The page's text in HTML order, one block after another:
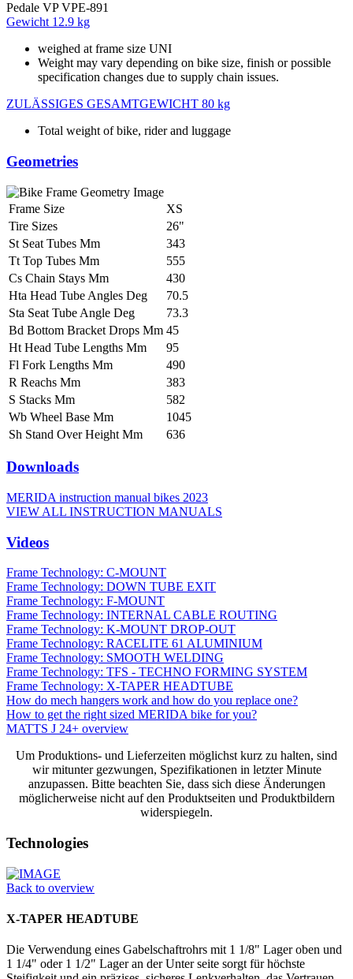
Pedale VP VPE-891
Gewicht 12.9 kg
weighed at frame size UNI
Weight may vary depending on bike size, finish or possible
specification changes due to supply chain issues.
ZULÄSSIGES GESAMTGEWICHT 80 kg
Total weight of bike, rider and luggage
Geometries
Frame Size
XS
Tire Sizes
26"
St Seat Tubes Mm
343
Tt Top Tubes Mm
555
Cs Chain Stays Mm
430
Hta Head Tube Angles Deg
70.5
Sta Seat Tube Angle Deg
73.3
Bd Bottom Bracket Drops Mm 45
Ht Head Tube Lengths Mm
95
Fl Fork Lengths Mm
490
R Reachs Mm
383
S Stacks Mm
582
Wb Wheel Base Mm
1045
Sh Stand Over Height Mm
636
Downloads
MERIDA instruction manual bikes 2023
VIEW ALL INSTRUCTION MANUALS
Videos
Frame Technology: C-MOUNT
Frame Technology: DOWN TUBE EXIT
Frame Technology: F-MOUNT
Frame Technology: INTERNAL CABLE ROUTING
Frame Technology: K-MOUNT DROP-OUT
Frame Technology: RACELITE 61 ALUMINIUM
Frame Technology: SMOOTH WELDING
Frame Technology: TFS - TECHNO FORMING SYSTEM
Frame Technology: X-TAPER HEADTUBE
How do mech hangers work and how do you replace one?
How to get the right sized MERIDA bike for you?
MATTS J 24+ overview
Um Produktions- und Lieferzeiten möglichst kurz zu halten, sind
wir mitunter gezwungen, Spezifikationen in letzter Minute
anzupassen. Bitte beachten Sie, dass sich diese Änderungen
möglicherweise nicht auf den Produktseiten und Produktbildern
widerspiegeln.
Technologies
Back to overview
X-TAPER HEADTUBE
Die Verwendung eines Gabelschaftrohrs mit 1 1/8" Lager oben und
1 1/4" oder 1 1/2" Lager an der Unter seite sorgt für höchste